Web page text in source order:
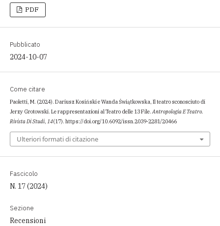
PDF
Pubblicato
2024-10-07
Come citare
Paoletti, M. (2024). Dariusz Kosiński e Wanda Świątkowska, Il teatro sconosciuto di
Jerzy Grotowski. Le rappresentazioni al Teatro delle 13 File.Antropologia E Teatro.
Rivista Di Studi, 14(17). https://doi.org/10.6092/issn.2039-2281/20466
Ulteriori formati di citazione
Fascicolo
N. 17 (2024)
Sezione
Recensioni